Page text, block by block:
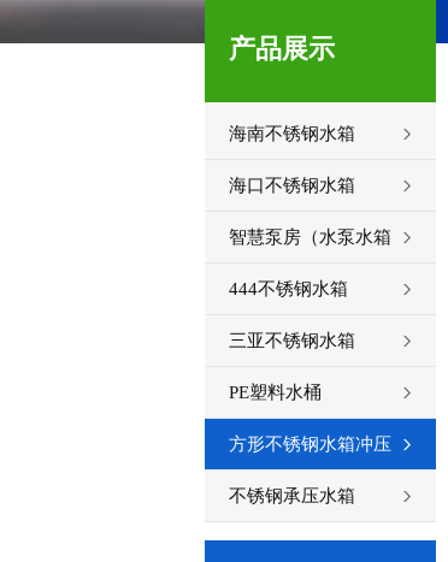
产品展示
海南不锈钢水箱
海口不锈钢水箱
智慧泵房（水泵水箱
一体化）
444不锈钢水箱
三亚不锈钢水箱
PE塑料水桶
方形不锈钢水箱冲压
板
不锈钢承压水箱